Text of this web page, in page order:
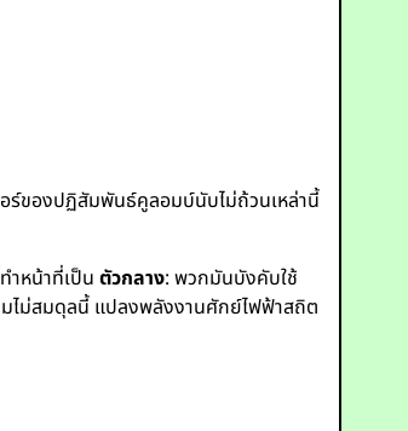
ร์ของปฏิสัมพันธ์คูลอมบ์นับไม่ถ้วนเหล่านี้
ำหน้าที่เป็นตัวกลาง: พวกมันบังคับใช้
มไม่สมดุลนี้ แปลงพลังงานศักย์ไฟฟ้าสถิต